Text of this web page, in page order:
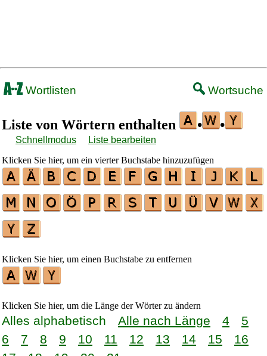
Wortlisten Wortsuche
Liste von Wörtern enthalten • •
Schnellmodus
Liste bearbeiten
Klicken Sie hier, um ein vierter Buchstabe hinzuzufügen
Klicken Sie hier, um einen Buchstabe zu entfernen
Klicken Sie hier, um die Länge der Wörter zu ändern
Alles alphabetisch Alle nach Länge 4
5
6
7 8 9 10 11 12 13 14 15
16